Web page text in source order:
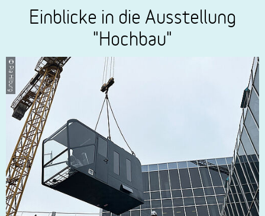
Einblicke in die Ausstellung
"Hochbau"
© Pia Hilburg